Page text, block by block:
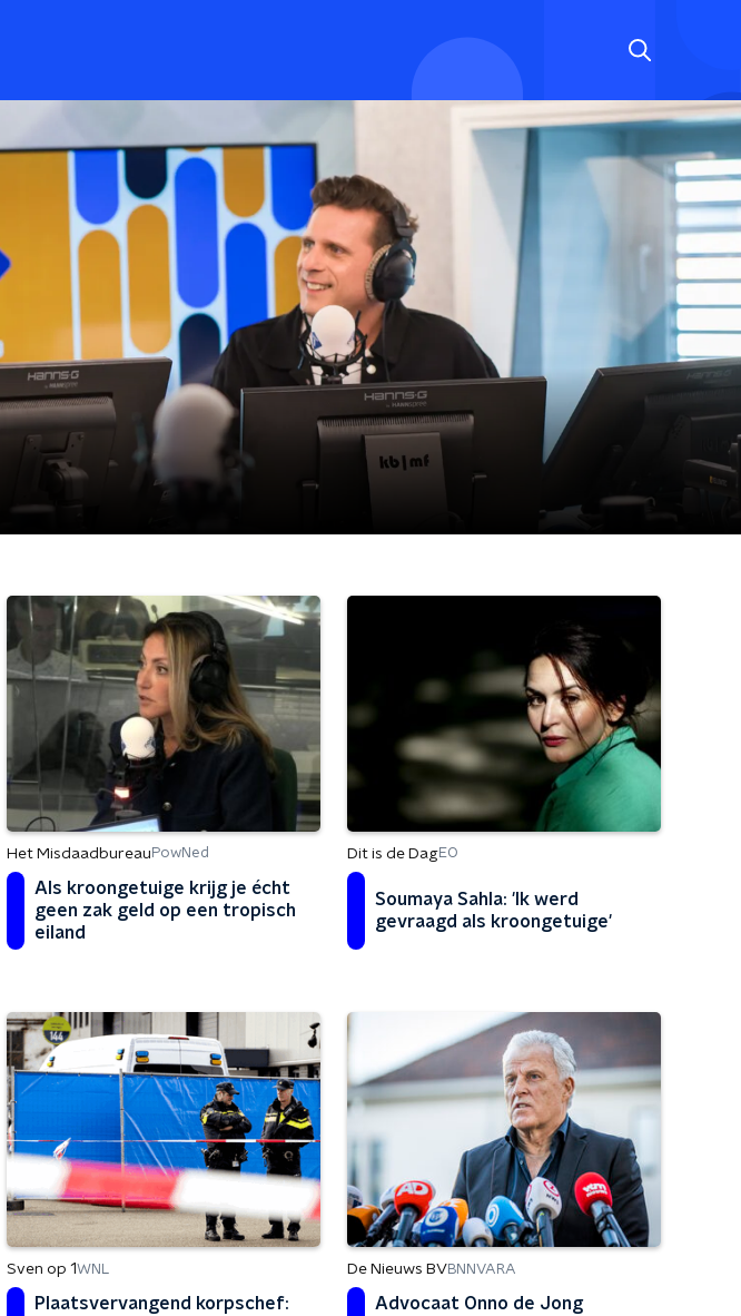
Het Misdaadbureau PowNed
Als kroongetuige krijg je écht
geen zak geld op een tropisch
eiland
Dit is de DagEO
Soumaya Sahla: 'Ik werd
gevraagd als kroongetuige'
Sven op 1WNL
Plaatsvervangend korpschef:
De Nieuws BVBNNVARA
Advocaat Onno de Jong